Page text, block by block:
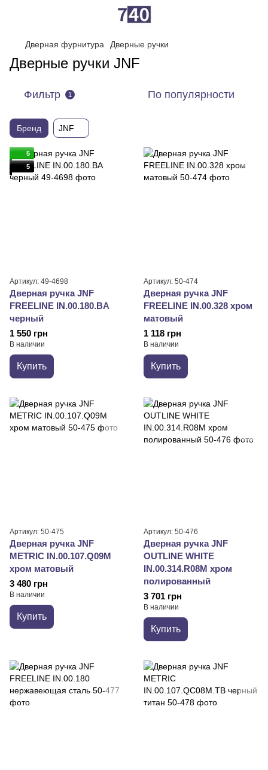
Дверная фурнитура Дверные ручки
Дверные ручки JNF
Фильтр 1 По популярности
Бренд JNF
5
5
Артикул: 49-4698
Дверная ручка JNF
FREELINE IN.00.180.BA
черный
1 550 грн
В наличии
Купить
Артикул: 50-474
Дверная ручка JNF
FREELINE IN.00.328 хром
матовый
1 118 грн
В наличии
Купить
Артикул: 50-475
Дверная ручка JNF
METRIC IN.00.107.Q09M
хром матовый
3 480 грн
В наличии
Купить
Артикул: 50-476
Дверная ручка JNF
OUTLINE WHITE
IN.00.314.R08M хром
полированный
3 701 грн
В наличии
Купить